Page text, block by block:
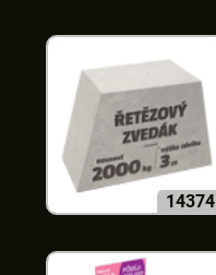
14374